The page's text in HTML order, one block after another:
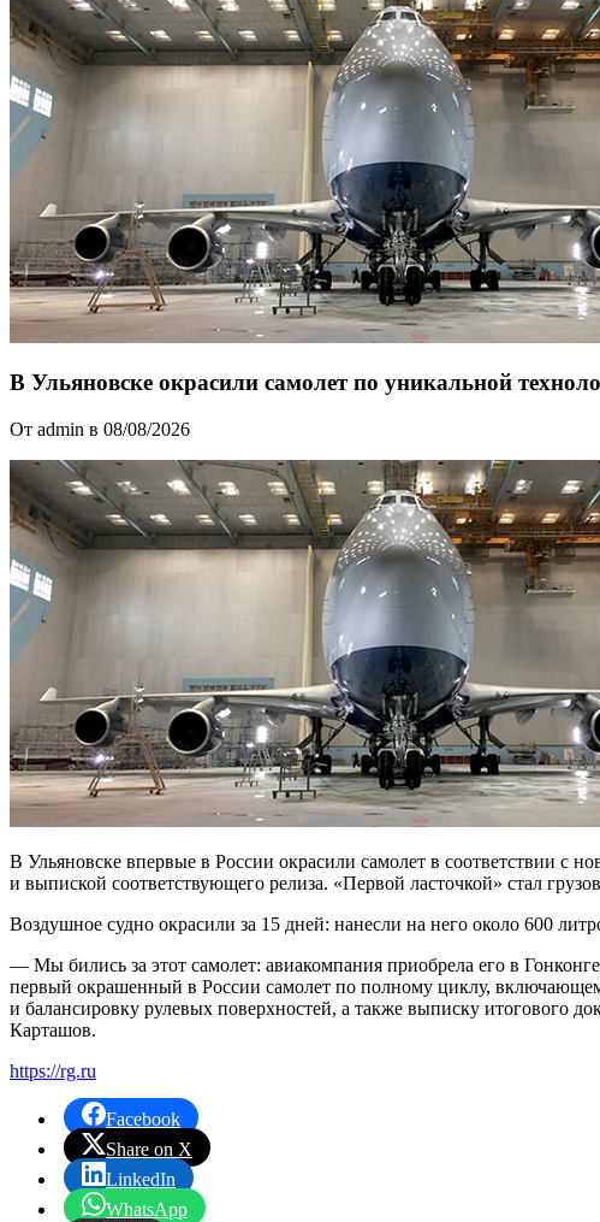
В Ульяновске окрасили самолет по уникальной
От admin в 08/08/2026
В Ульяновске впервые в России окрасили самолет в соответствии с
и выпиской соответствующего релиза. «Первой ласточкой» стал
Воздушное судно окрасили за 15 дней: нанесли на него около 600
— Мы бились за этот самолет: авиакомпания приобрела его в
первый окрашенный в России самолет по полному циклу,
и балансировку рулевых поверхностей, а также выписку итогового
Карташов.
https://rg.ru
Facebook
Share on X
LinkedIn
WhatsApp